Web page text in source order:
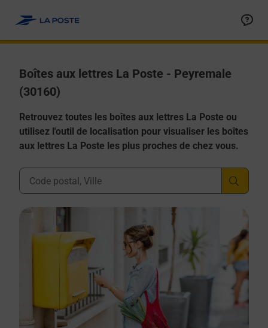
Boîtes aux lettres La Poste - Peyremale
(30160)
Retrouvez toutes les boîtes aux lettres La Poste ou
utilisez l'outil de localisation pour visualiser les boîtes
aux lettres La Poste les plus proches de chez vous.
Ville, Département, Code Postal